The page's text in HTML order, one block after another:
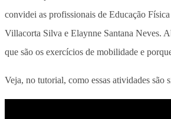
convidei as profissionais de Educação
Villacorta Silva e Elaynne Santana Neves.
que são os exercícios de mobilidade e
Veja, no tutorial, como essas atividades são